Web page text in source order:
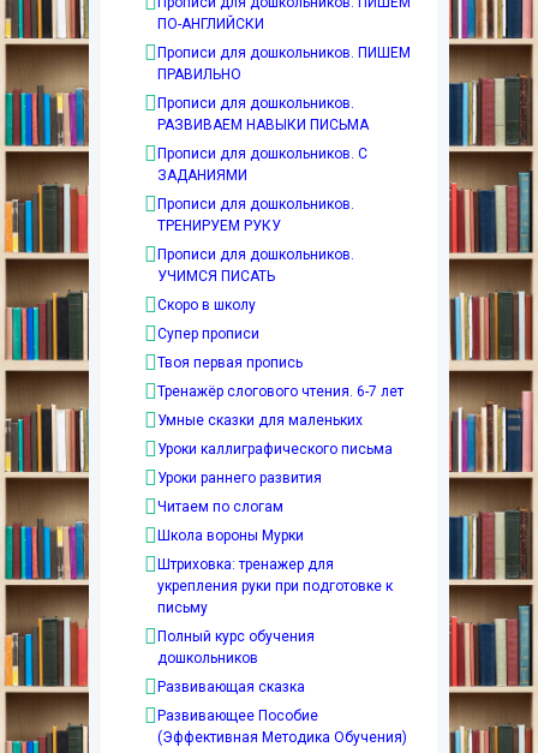
ПО-АНГЛИЙСКИ
Прописи для дошкольников. ПИШЕМ
ПРАВИЛЬНО
Прописи для дошкольников.
РАЗВИВАЕМ НАВЫКИ ПИСЬМА
Прописи для дошкольников. С
ЗАДАНИЯМИ
Прописи для дошкольников.
ТРЕНИРУЕМ РУКУ
Прописи для дошкольников.
УЧИМСЯ ПИСАТЬ
Скоро в школу
Супер прописи
Твоя первая пропись
Тренажёр слогового чтения. 6-7 лет
Умные сказки для маленьких
Уроки каллиграфического письма
Уроки раннего развития
Читаем по слогам
Школа вороны Мурки
Штриховка: тренажер для
укрепления руки при подготовке к
письму
Полный курс обучения
дошкольников
Развивающая сказка
Развивающее Пособие
(Эффективная Методика Обучения)